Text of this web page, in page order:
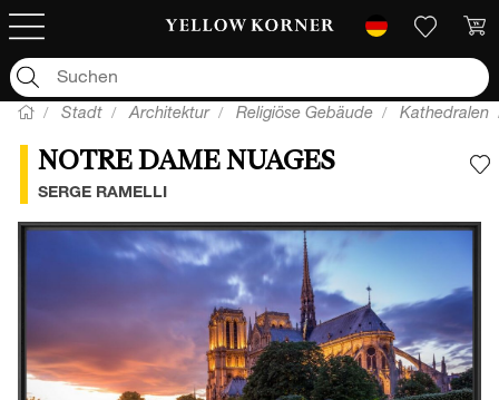
Stadt Architektur Religiöse Gebäude Kathedralen
NOTRE DAME NUAGES
SERGE RAMELLI